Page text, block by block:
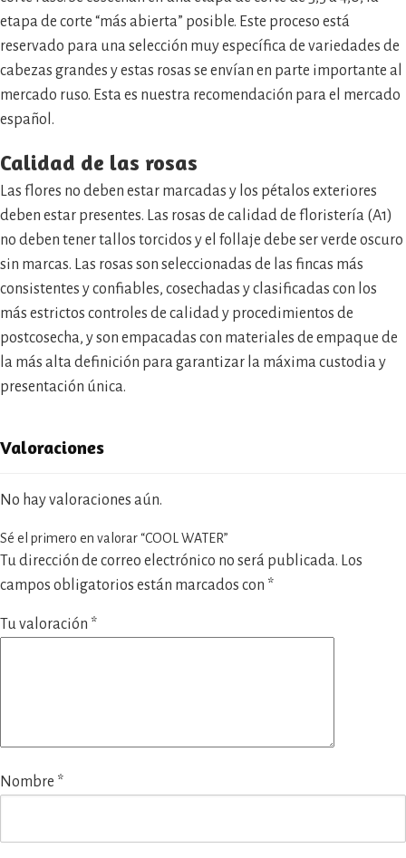
etapa de corte “más abierta” posible. Este proceso está
reservado para una selección muy específica de variedades de
cabezas grandes y estas rosas se envían en parte importante al
mercado ruso. Esta es nuestra recomendación para el mercado
español.
Calidad de las rosas
Las flores no deben estar marcadas y los pétalos exteriores
deben estar presentes. Las rosas de calidad de floristería (A1)
no deben tener tallos torcidos y el follaje debe ser verde oscuro
sin marcas. Las rosas son seleccionadas de las fincas más
consistentes y confiables, cosechadas y clasificadas con los
más estrictos controles de calidad y procedimientos de
postcosecha, y son empacadas con materiales de empaque de
la más alta definición para garantizar la máxima custodia y
presentación única.
Valoraciones
No hay valoraciones aún.
Sé el primero en valorar “COOL WATER”
Tu dirección de correo electrónico no será publicada. Los
campos obligatorios están marcados con *
Tu valoración *
Nombre *